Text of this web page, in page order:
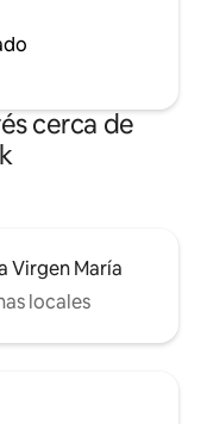
cerca de
Virgen María
locales